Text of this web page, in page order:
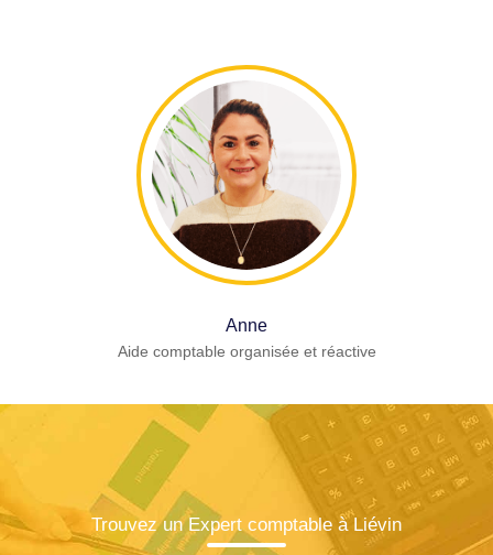
Anne
Aide comptable organisée et réactive
Trouvez un Expert comptable à Liévin